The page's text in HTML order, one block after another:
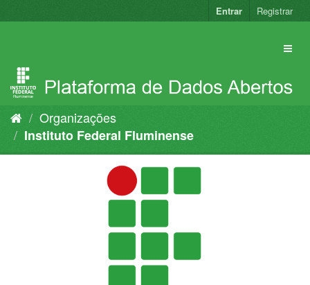
para
Entrar Registrar
Organizações
Instituto Federal Fluminense